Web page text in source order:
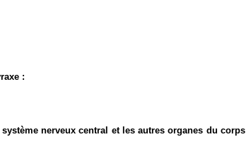
:
nerveux central et les autres organes du corps